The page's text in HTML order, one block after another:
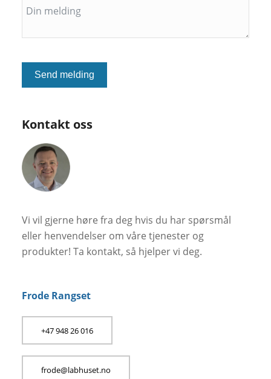
Send melding
Kontakt oss
Vi vil gjerne høre fra deg hvis du har spørsmål
eller henvendelser om våre tjenester og
produkter! Ta kontakt, så hjelper vi deg.
Frode Rangset
+47 948 26 016
on.te
suhba
l@edo
rf